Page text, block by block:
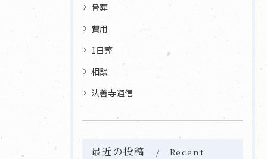
骨葬
費用
1日葬
相談
法善寺通信
最近の投稿
Recent